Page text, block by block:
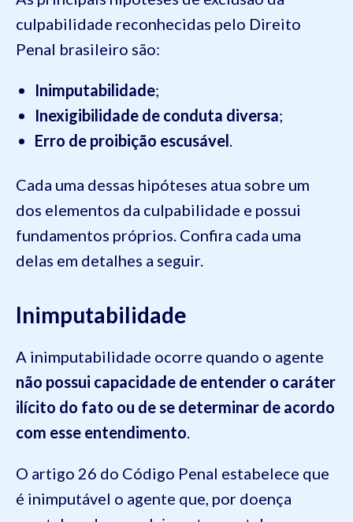
culpabilidade reconhecidas pelo Direito
Penal brasileiro são:
Inimputabilidade;
Inexigibilidade de conduta diversa;
Erro de proibição escusável.
Cada uma dessas hipóteses atua sobre um
dos elementos da culpabilidade e possui
fundamentos próprios. Confira cada uma
delas em detalhes a seguir.
Inimputabilidade
A inimputabilidade ocorre quando o agente
não possui capacidade de entender o caráter
ilícito do fato ou de se determinar de acordo
com esse entendimento.
O artigo 26 do Código Penal estabelece que
é inimputável o agente que, por doença